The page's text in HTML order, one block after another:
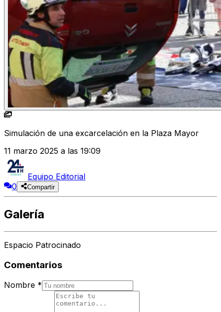
Simulación de una excarcelación en la Plaza Mayor
11 marzo 2025 a las 19:09
Equipo Editorial
0
Compartir
Galería
Espacio Patrocinado
Comentarios
Nombre *